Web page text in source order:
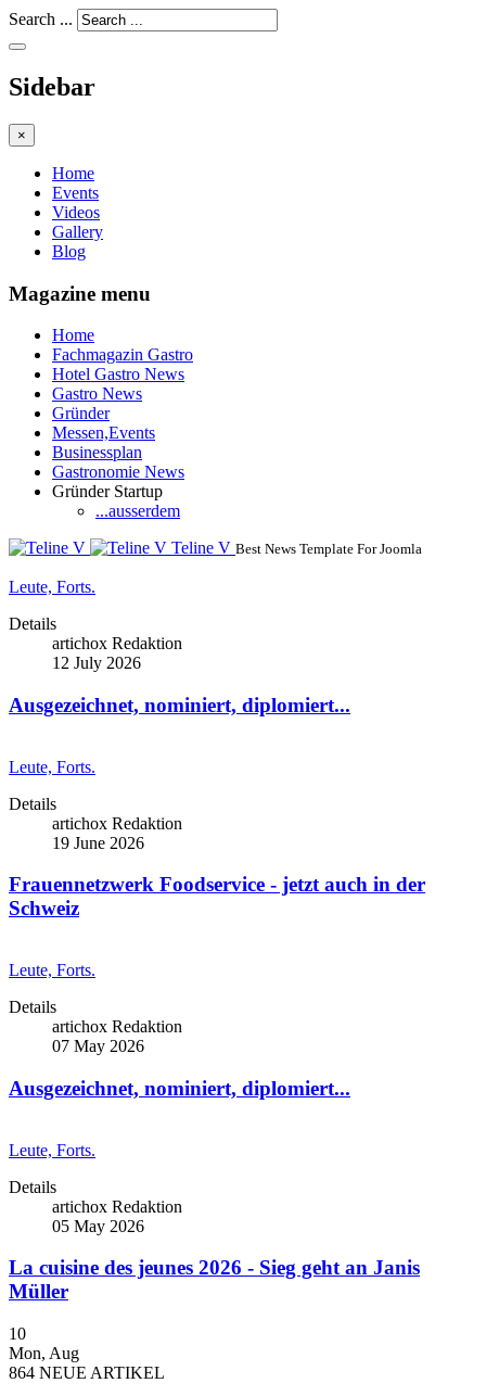
Search ...
Sidebar
×
Home
Events
Videos
Gallery
Blog
Magazine menu
Home
Fachmagazin Gastro
Hotel Gastro News
Gastro News
Gründer
Messen,Events
Businessplan
Gastronomie News
Gründer Startup
...ausserdem
Teline V Best News Template For Joomla
Leute, Forts.
Details
artichox Redaktion
12 July 2026
Ausgezeichnet, nominiert, diplomiert...
Leute, Forts.
Details
artichox Redaktion
19 June 2026
Frauennetzwerk Foodservice - jetzt auch in der
Schweiz
Leute, Forts.
Details
artichox Redaktion
07 May 2026
Ausgezeichnet, nominiert, diplomiert...
Leute, Forts.
Details
artichox Redaktion
05 May 2026
La cuisine des jeunes 2026 - Sieg geht an Janis
Müller
10
Mon, Aug
864 NEUE ARTIKEL